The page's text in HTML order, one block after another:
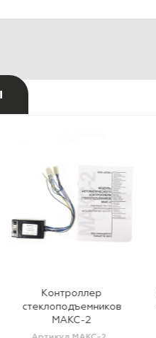
Контроллер
стеклоподъемников
МАКС-2